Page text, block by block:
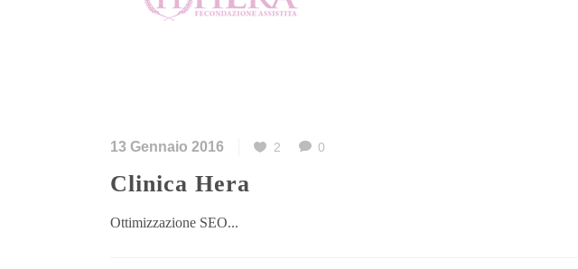
13 Gennaio 2016 2 0
Clinica Hera
Ottimizzazione SEO...